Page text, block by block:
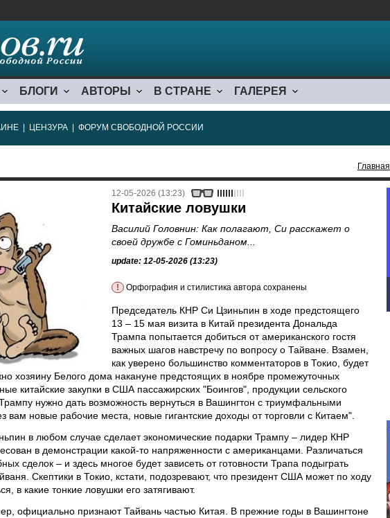
БЛОГИ АВТОРЫ В СТРАНЕ ГАЛЕРЕЯ
ЦЕНЗУРА ФОРУМ СВОБОДНОЙ РОССИИ
Главная
12-05-2026 (13:23)
Китайские ловушки
Василий Головнин: Как полагают, Си расскажет о
своей дружбе с Гоминьданом...
update: 12-05-2026 (13:23)
! Орфография и стилистика автора сохранены
Председатель КНР Си Цзиньпин в ходе предстоящего
13 – 15 мая визита в Китай президента Дональда
Трампа попытается добиться от американского гостя
важных шагов навстречу по вопросу о Тайване. Взамен,
как уверено большинство комментаторов в Токио, будет
хозяину Белого дома накануне предстоящих в ноябре промежуточных
китайские закупки в США пассажирских "Боингов", продукции сельского
нужно дать возможность вернуться в Вашингтон с триумфальными
вам новые рабочие места, новые гигантские доходы от торговли с Китаем".
в любом случае сделает экономические подарки Трампу – лидер КНР
в демонстрации какой-то напряженности с американцами. Различаться
сделок – и здесь многое будет зависеть от готовности Трапа подыграть
Скептики в Токио, кстати, подозревают, что президент США может по ходу
в какие тонкие ловушки его затягивают.
официально признают Тайвань частью Китая. В прежние годы в Вашингтоне